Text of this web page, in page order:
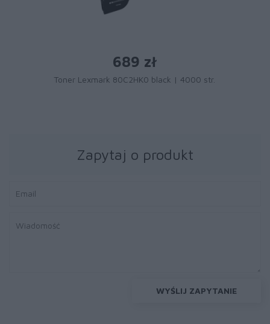
689 zł
Toner Lexmark 80C2HK0 black | 4000 str.
Zapytaj o produkt
WYŚLIJ ZAPYTANIE